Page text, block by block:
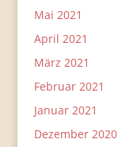
Mai 2021
April 2021
März 2021
Februar 2021
Januar 2021
Dezember 2020